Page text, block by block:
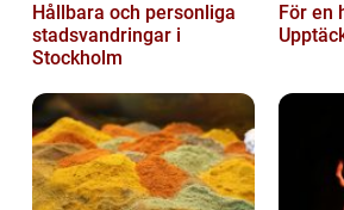
Hållbara och personliga
stadsvandringar i
Stockholm
För en